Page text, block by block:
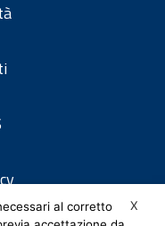
X
al corretto